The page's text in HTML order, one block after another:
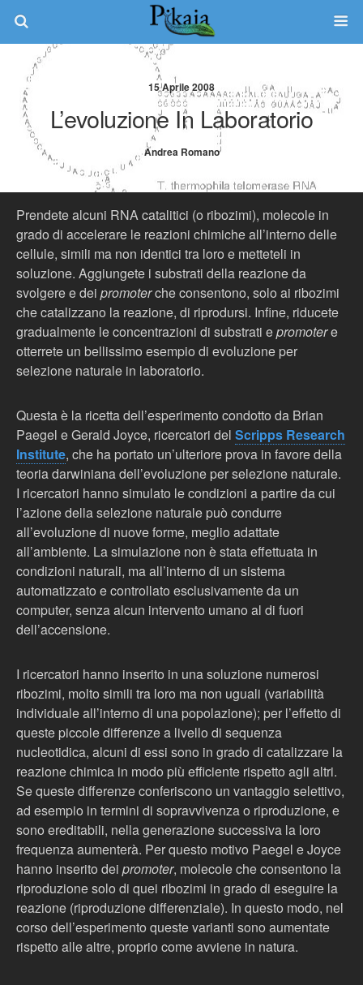
15 Aprile 2008
L’evoluzione In Laboratorio
Andrea Romano
Prendete alcuni RNA catalitici (o ribozimi), molecole in
grado di accelerare le reazioni chimiche all’interno delle
cellule, simili ma non identici tra loro e metteteli in
soluzione. Aggiungete i substrati della reazione da
svolgere e dei promoterche consentono, solo ai ribozimi
che catalizzano la reazione, di riprodursi. Infine, riducete
gradualmente le concentrazioni di substrati epromotere
otterrete un bellissimo esempio di evoluzione per
selezione naturale in laboratorio.
Questa è la ricetta dell’esperimento condotto da Brian
Paegel e Gerald Joyce, ricercatori del Scripps Research
Institute, che ha portato un’ulteriore prova in favore della
teoria darwiniana dell’evoluzione per selezione naturale.
I ricercatori hanno simulato le condizioni a partire da cui
l’azione della selezione naturale può condurre
all’evoluzione di nuove forme, meglio adattate
all’ambiente. La simulazione non è stata effettuata in
condizioni naturali, ma all’interno di un sistema
automatizzato e controllato esclusivamente da un
computer, senza alcun intervento umano al di fuori
dell’accensione.
I ricercatori hanno inserito in una soluzione numerosi
ribozimi, molto simili tra loro ma non uguali (variabilità
individuale all’interno di una popolazione); per l’effetto di
queste piccole differenze a livello di sequenza
nucleotidica, alcuni di essi sono in grado di catalizzare la
reazione chimica in modo più efficiente rispetto agli altri.
Se queste differenze conferiscono un vantaggio selettivo,
ad esempio in termini di sopravvivenza o riproduzione, e
sono ereditabili, nella generazione successiva la loro
frequenza aumenterà. Per questo motivo Paegel e Joyce
hanno inserito dei promoter, molecole che consentono la
riproduzione solo di quei ribozimi in grado di eseguire la
reazione (riproduzione differenziale). In questo modo, nel
corso dell’esperimento queste varianti sono aumentate
rispetto alle altre, proprio come avviene in natura.